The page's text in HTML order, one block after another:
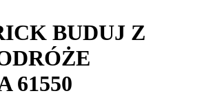
BUDUJ Z
61550